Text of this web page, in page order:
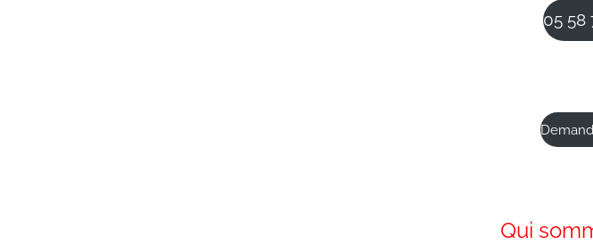
05 58
Qui